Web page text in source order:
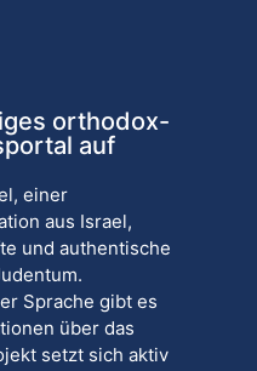
orthodox-
auf
einer
aus Israel,
und authentische
Sprache gibt es
über das
setzt sich aktiv